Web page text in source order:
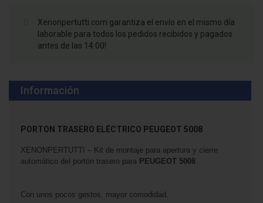
Xenonpertutti.com garantiza el envío en el mismo día
laborable para todos los pedidos recibidos y pagados
antes de las 14:00!
Información
PORTON TRASERO ELÉCTRICO PEUGEOT 5008
XENONPERTUTTI – Kit de montaje para apertura y cierre
automático del portón trasero para PEUGEOT 5008
Con unos pocos gestos, mayor comodidad.